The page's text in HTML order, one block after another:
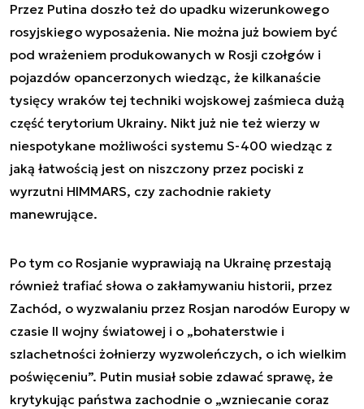
Przez Putina doszło też do upadku wizerunkowego
rosyjskiego wyposażenia. Nie można już bowiem być
pod wrażeniem produkowanych w Rosji czołgów i
pojazdów opancerzonych wiedząc, że kilkanaście
tysięcy wraków tej techniki wojskowej zaśmieca dużą
część terytorium Ukrainy. Nikt już nie też wierzy w
niespotykane możliwości systemu S-400 wiedząc z
jaką łatwością jest on niszczony przez pociski z
wyrzutni HIMMARS, czy zachodnie rakiety
manewrujące.
Po tym co Rosjanie wyprawiają na Ukrainę przestają
również trafiać słowa o zakłamywaniu historii, przez
Zachód, o wyzwalaniu przez Rosjan narodów Europy w
czasie II wojny światowej i o „bohaterstwie i
szlachetności żołnierzy wyzwoleńczych, o ich wielkim
poświęceniu”. Putin musiał sobie zdawać sprawę, że
krytykując państwa zachodnie o „wzniecanie coraz